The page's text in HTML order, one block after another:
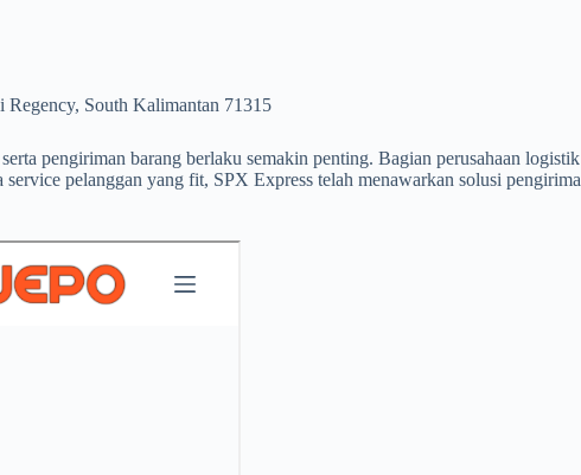
South Kalimantan 71315
pengiriman barang berlaku semakin penting. Bagian perusahaan
pelanggan yang fit, SPX Express telah menawarkan solusi